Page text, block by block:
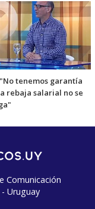
tenemos garantía
rebaja salarial no se
Comunicación
Uruguay